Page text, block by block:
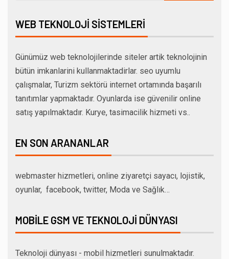
WEB TEKNOLOJI SISTEMLERI
Günümüz web teknolojilerinde siteler artik teknolojinin
bütün imkanlarini kullanmaktadirlar. seo uyumlu
çalışmalar, Turizm sektörü internet ortamında başarılı
tanıtımlar yapmaktadır. Oyunlarda ise güvenilir online
satış yapılmaktadır. Kurye, tasimacilik hizmeti vs..
EN SON ARANANLAR
webmaster hizmetleri, online ziyaretçi sayacı, lojistik,
oyunlar, facebook, twitter, Moda ve Sağlık…
MOBILE GSM VE TEKNOLOJI DÜNYASI
Teknoloji dünyası - mobil hizmetleri sunulmaktadır.